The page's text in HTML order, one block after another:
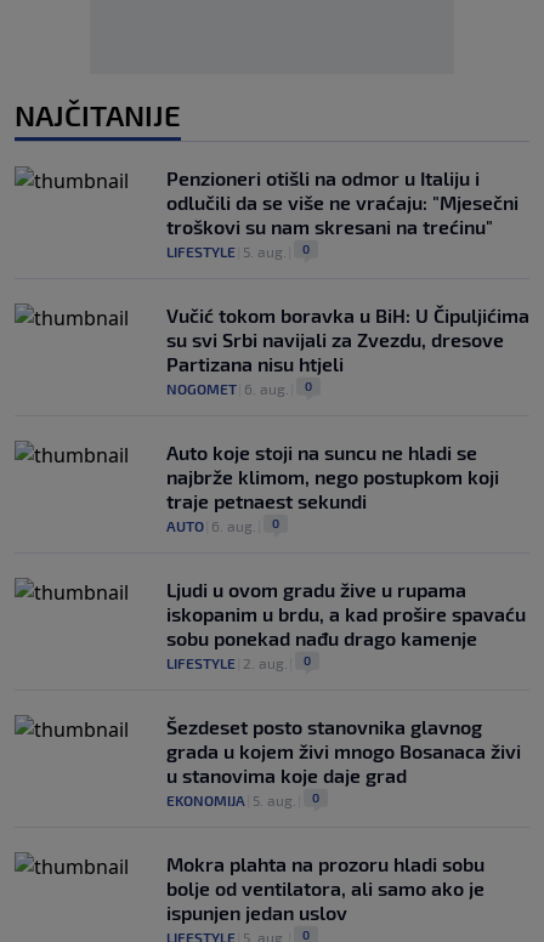
NAJČITANIJE
Penzioneri otišli na odmor u Italiju i
odlučili da se više ne vraćaju: "Mjesečni
troškovi su nam skresani na trećinu"
LIFESTYLE 5. aug. 0
Vučić tokom boravka u BiH: U Čipuljićima
su svi Srbi navijali za Zvezdu, dresove
Partizana nisu htjeli
NOGOMET 6. aug. 0
Auto koje stoji na suncu ne hladi se
najbrže klimom, nego postupkom koji
traje petnaest sekundi
AUTO 6. aug. 0
Ljudi u ovom gradu žive u rupama
iskopanim u brdu, a kad prošire spavaću
sobu ponekad nađu drago kamenje
LIFESTYLE 2. aug. 0
Šezdeset posto stanovnika glavnog
grada u kojem živi mnogo Bosanaca živi
u stanovima koje daje grad
EKONOMIJA 5. aug. 0
Mokra plahta na prozoru hladi sobu
bolje od ventilatora, ali samo ako je
ispunjen jedan uslov
LIFESTYLE 5. aug. 0